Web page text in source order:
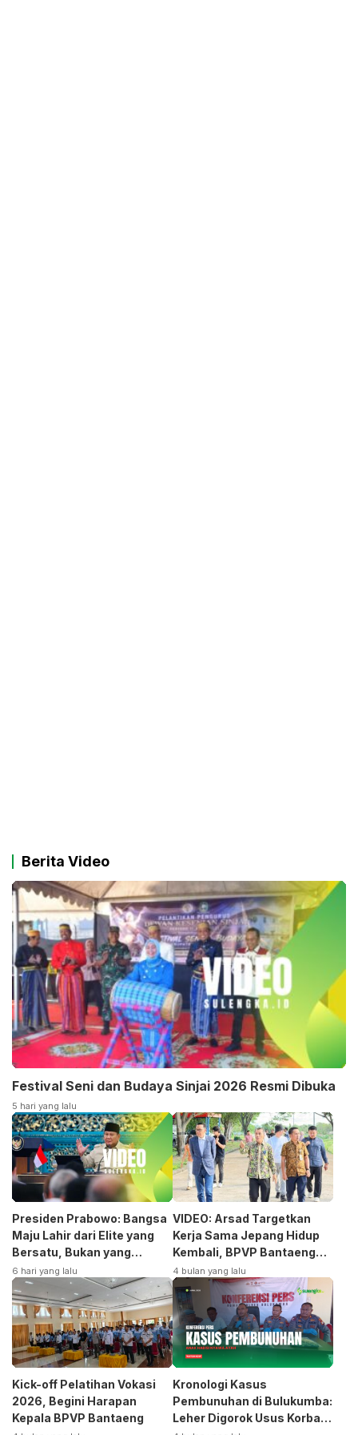
Berita Video
Festival Seni dan Budaya Sinjai 2026 Resmi Dibuka
5 hari yang lalu
Presiden Prabowo: Bangsa
Maju Lahir dari Elite yang
Bersatu, Bukan yang
Terpecah
6 hari yang lalu
VIDEO: Arsad Targetkan
Kerja Sama Jepang Hidup
Kembali, BPVP Bantaeng
Siap Bangkitkan Jurusan
Otomotif
4 bulan yang lalu
Kick-off Pelatihan Vokasi
2026, Begini Harapan
Kepala BPVP Bantaeng
Kronologi Kasus
Pembunuhan di Bulukumba:
Leher Digorok Usus Korban